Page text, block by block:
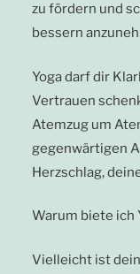
zu fördern und
bessern
Yoga darf dir
Vertrauen
Atemzug um
gegenwärtigen
Herzschlag,
Warum biete ich
Vielleicht ist